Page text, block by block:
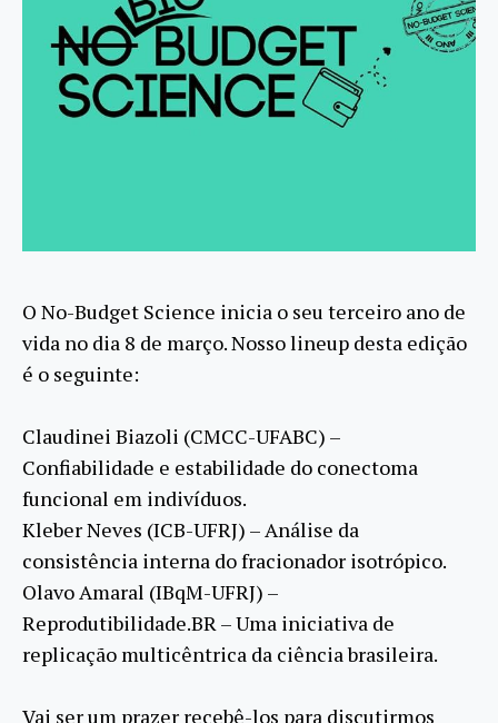
O No-Budget Science inicia o seu terceiro ano de
vida no dia 8 de março.Nosso lineup desta edição
é o seguinte:
Claudinei Biazoli (CMCC-UFABC) –
Confiabilidade e estabilidade do conectoma
funcional em indivíduos.
Kleber Neves (ICB-UFRJ) – Análise da
consistência interna do fracionador isotrópico.
Olavo Amaral (IBqM-UFRJ) –
Reprodutibilidade.BR – Uma iniciativa de
replicação multicêntrica da ciência brasileira.
Vai ser um prazer recebê-los para discutirmos